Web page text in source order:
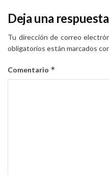
Deja una respuesta
Tu dirección de correo
obligatorios están marcados
Comentario *